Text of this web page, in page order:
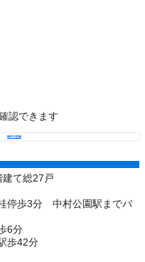
認できます
物件の詳細
て総27戸
停歩3分 中村公園駅までバ
6分
歩42分